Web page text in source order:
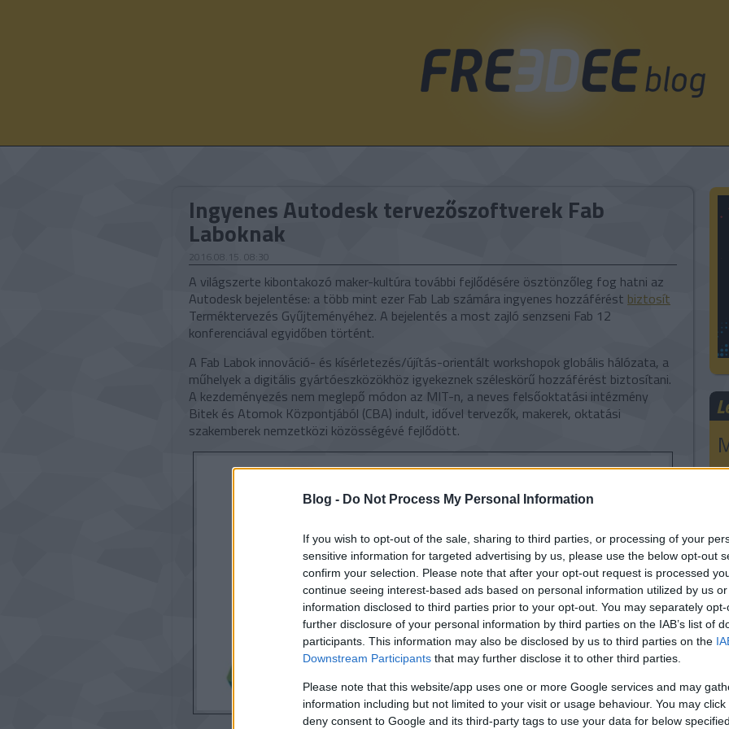
Blog - Do Not Process My Personal Information
If you wish to opt-out of the sale, sharing to third parties, or processing of your
sensitive information for targeted advertising by us, please use the below opt-out
confirm your selection. Please note that after your opt-out request is processed
continue seeing interest-based ads based on personal information utilized by us
information disclosed to third parties prior to your opt-out. You may separately
further disclosure of your personal information by third parties on the IAB’s list of
participants. This information may also be disclosed by us to third parties on the
Downstream Participants that may further disclose it to other third parties.
Please note that this website/app uses one or more Google services and may
information including but not limited to your visit or usage behaviour. You may
deny consent to Google and its third-party tags to use your data for below
Ingyenes Autodesk tervezőszoftverek Fab
Laboknak
2016.08.15. 08:30
A világszerte kibontakozó maker-kultúra további fejlődésére ösztönzőleg fog hatni az
Autodesk bejelentése: a több mint ezer Fab Lab számára ingyenes hozzáférést biztosít
Terméktervezés Gyűjteményéhez. A bejelentés a most zajló senzseni Fab 12
konferenciával egyidőben történt.
A Fab Labok innováció- és kísérletezés/újítás-orientált workshopok globális hálózata, a
műhelyek a digitális gyártóeszközökhöz igyekeznek széleskörű hozzáférést biztosítani.
A kezdeményezés nem meglepő módon az MIT-n, a neves felsőoktatási intézmény
Bitek és Atomok Központjából (CBA) indult, idővel tervezők, makerek, oktatási
szakemberek nemzetközi közösségévé fejlődött.